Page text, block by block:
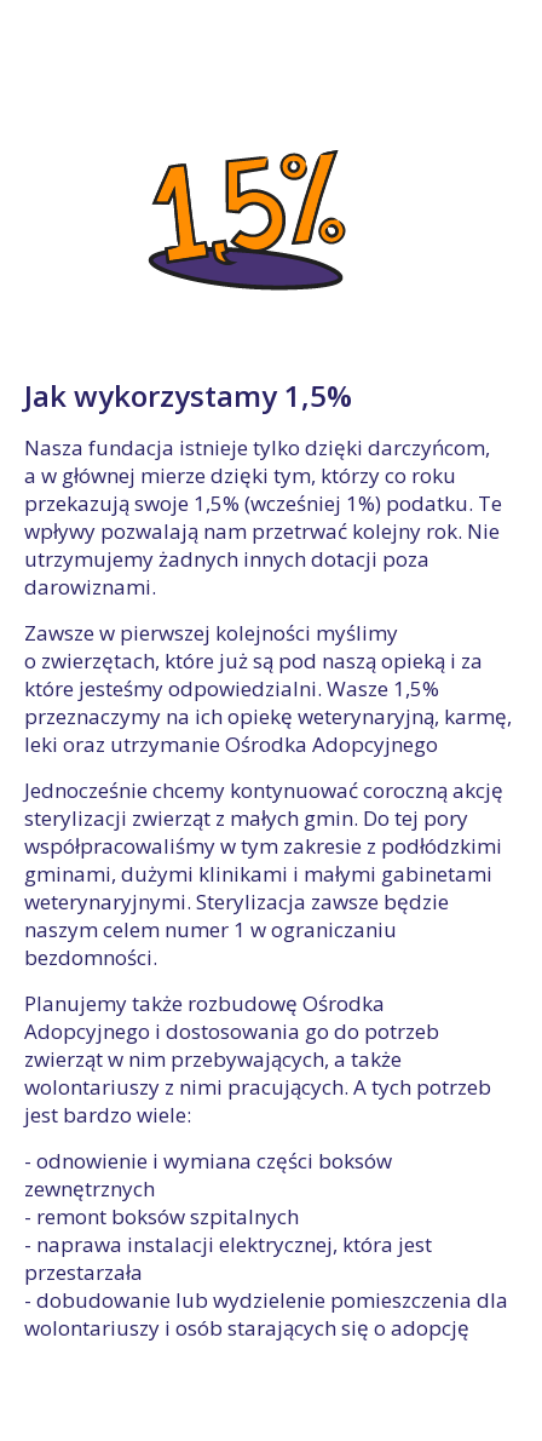
Jak wykorzystamy 1,5%
Nasza fundacja istnieje tylko dzięki darczyńcom,
a w głównej mierze dzięki tym, którzy co roku
przekazują swoje 1,5% (wcześniej 1%) podatku. Te
wpływy pozwalają nam przetrwać kolejny rok. Nie
utrzymujemy żadnych innych dotacji poza
darowiznami.
Zawsze w pierwszej kolejności myślimy
o zwierzętach, które już są pod naszą opieką i za
które jesteśmy odpowiedzialni. Wasze 1,5%
przeznaczymy na ich opiekę weterynaryjną, karmę,
leki oraz utrzymanie Ośrodka Adopcyjnego
Jednocześnie chcemy kontynuować coroczną akcję
sterylizacji zwierząt z małych gmin. Do tej pory
współpracowaliśmy w tym zakresie z podłódzkimi
gminami, dużymi klinikami i małymi gabinetami
weterynaryjnymi. Sterylizacja zawsze będzie
naszym celem numer 1 w ograniczaniu
bezdomności.
Planujemy także rozbudowę Ośrodka
Adopcyjnego i dostosowania go do potrzeb
zwierząt w nim przebywających, a także
wolontariuszy z nimi pracujących. A tych potrzeb
jest bardzo wiele:
- odnowienie i wymiana części boksów
zewnętrznych
- remont boksów szpitalnych
- naprawa instalacji elektrycznej, która jest
przestarzała
- dobudowanie lub wydzielenie pomieszczenia dla
wolontariuszy i osób starających się o adopcję